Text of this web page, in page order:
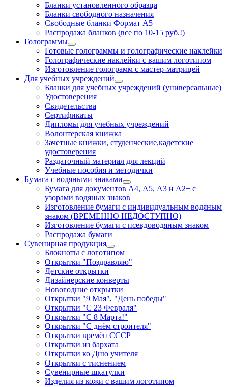
Бланки установленного образца
Бланки свободного назначения
Свободные бланки Формат А5
Распродажа бланков (все по 10-15 руб.!)
Голограммы
Готовые голограммы и голографические наклейки
Голографические наклейки с вашим логотипом
Изготовление голограмм с мастер-матрицей
Для учебных учреждений
Бланки для учебных учреждений (универсальные)
Удостоверения
Свидетельства
Сертификаты
Дипломы для учебных учреждений
Волонтерская книжка
Зачетные книжки, студенческие,кадетские
удостоверения
Раздаточный материал для лекций
Учебные пособия и методички
Бумага с водяными знаками
Бумага для документов А4, А5, А3 и А2+ с
узорами водяных знаков
Изготовление бумаги с индивидуальным водяным
знаком (ВРЕМЕННО НЕДОСТУПНО)
Изготовление бумаги с псевдоводяным знаком
Распродажа бумаги
Сувенирная продукция
Блокноты с логотипом
Открытки "Поздравляю"
Детские открытки
Дизайнерские конверты
Новогодние открытки
Открытки "9 Мая", "День победы"
Открытки "С 23 Февраля"
Открытки "С 8 Марта!"
Открытки "С днём строителя"
Открытки времён СССР
Открытки из бархата
Открытки ко Дню учителя
Открытки с тиснением
Сувенирные шкатулки
Изделия из кожи с вашим логотипом